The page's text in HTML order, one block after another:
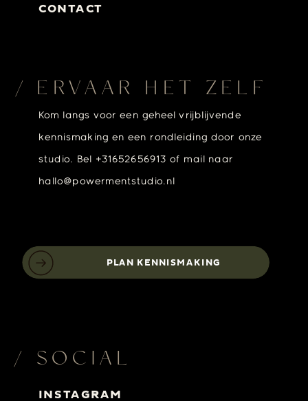
INSTAGRAM
/ SOCIAL
PLAN KENNISMAKING
Kom langs voor een geheel vrijblijvende
kennismaking en een rondleiding door onze
studio. Bel +31652656913 of mail naar
hallo@powermentstudio.nl
/ ERVAAR HET ZELF
CONTACT